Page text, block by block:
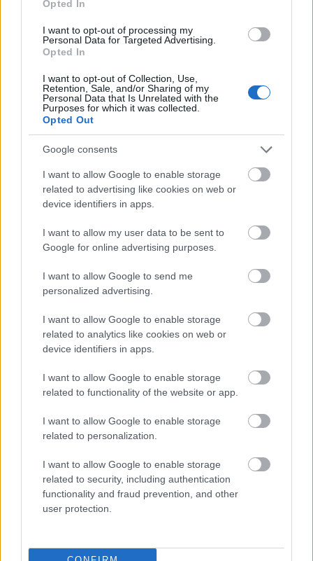
Opted In
I want to opt-out of processing my
Personal Data for Targeted Advertising.
Opted In
I want to opt-out of Collection, Use,
Retention, Sale, and/or Sharing of my
Personal Data that Is Unrelated with the
Purposes for which it was collected.
Opted Out
Google consents
I want to allow Google to enable storage
related to advertising like cookies on web or
device identifiers in apps.
I want to allow my user data to be sent to
Google for online advertising purposes.
I want to allow Google to send me
personalized advertising.
I want to allow Google to enable storage
related to analytics like cookies on web or
device identifiers in apps.
I want to allow Google to enable storage
related to functionality of the website or app.
I want to allow Google to enable storage
related to personalization.
I want to allow Google to enable storage
related to security, including authentication
functionality and fraud prevention, and other
user protection.
feküdt le senkivel, tehát nincsen más férfitól
gyereke, az tiszta, teljesen függetlenül mindenféle
személyiségjegytől, vagy a tettől.
Megnyitotta az
első születésszabályozó klinikát, kilenc
nappal később le is tartóztatták -
Margaret Sanger, a szexuális edukáció